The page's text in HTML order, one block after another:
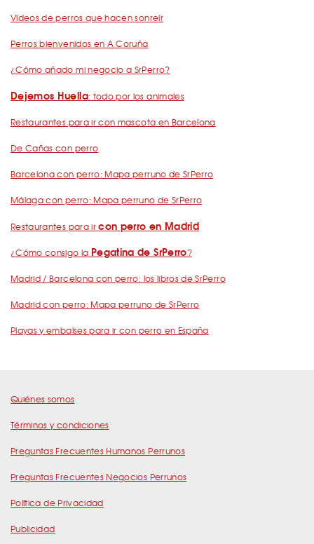
Vídeos de perros que hacen sonreír
Perros bienvenidos en A Coruña
¿Cómo añado mi negocio a SrPerro?
Dejemos Huella: todo por los animales
Restaurantes para ir con mascota en Barcelona
De Cañas con perro
Barcelona con perro: Mapa perruno de SrPerro
Málaga con perro: Mapa perruno de SrPerro
Restaurantes para ircon perro en Madrid
¿Cómo consigo la Pegatina de SrPerro?
Madrid / Barcelona con perro: los libros de SrPerro
Madrid con perro: Mapa perruno de SrPerro
Playas y embalses para ir con perro en España
Quiénes somos
Términos y condiciones
Preguntas Frecuentes Humanos Perrunos
Preguntas Frecuentes Negocios Perrunos
Política de Privacidad
Publicidad